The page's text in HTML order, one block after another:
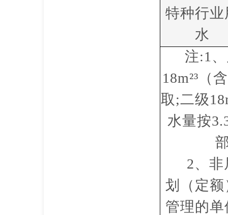
特种行业
水
注:1
18m²³（
取;二级
水量按
2、
划（定
管理的